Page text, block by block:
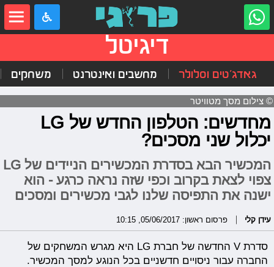
דיגיטל
גאדג'טים וסלולר מחשבים ואינטרנט משחקים
© צילום מסך מטוויטר
מחדשים: הטלפון החדש של LG
יכלול שני מסכים?
המכשיר הבא בסדרת המכשירים הניידים של LG
צפוי לצאת בקרוב וכפי שזה נראה כרגע - הוא
ישנה את התפיסה שלנו לגבי מכשירים ומסכים
עידן קלי פרסום ראשון: 05/06/2017, 10:15
סדרת V החדשה של חברת LG היא מגרש המשחקים של
החברה עבור ניסויים חדשניים בכל הנוגע למסך המכשיר.